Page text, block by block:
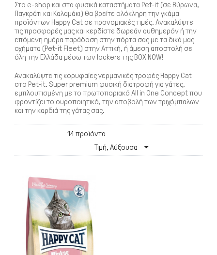
Στο e-shop και στα φυσικά καταστήματα Pet-it (σε Βύρωνα,
Παγκράτι και Καλαμάκι) θα βρείτε ολόκληρη την γκάμα
προϊόντων Happy Cat σε προνομιακές τιμές. Ανακαλύψτε
τις προσφορές μας και κερδίστε δωρεάν αυθημερόν ή την
επόμενη ημέρα παράδοση στην πόρτα σας με τα δικά μας
οχήματα (Pet-it Fleet) στην Αττική, ή άμεση αποστολή σε
όλη την Ελλάδα μέσω των lockers της BOX NOW!
Ανακαλύψτε τις κορυφαίες γερμανικές τροφές Happy Cat
στο Pet-it. Super premium φυσική διατροφή για γάτες,
εμπλουτισμένη με το πρωτοποριακό All in One Concept που
φροντίζει το ουροποιητικό, την αποβολή των τριχόμπαλων
και την καρδιά της γάτας σας.
14 προϊόντα
Τιμή, Αύξουσα
